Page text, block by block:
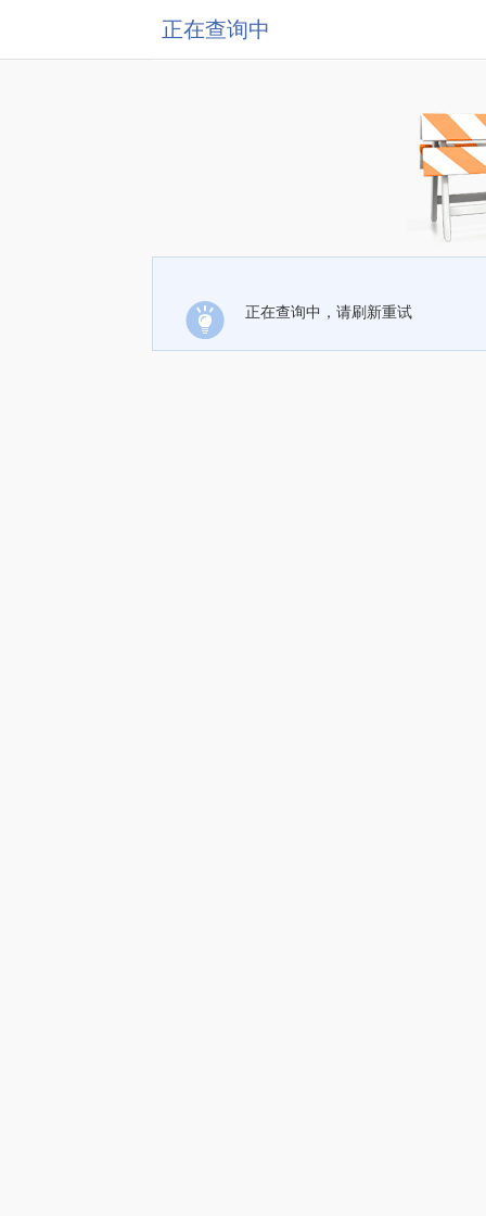
正在查询中
正在查询中，请刷新重试